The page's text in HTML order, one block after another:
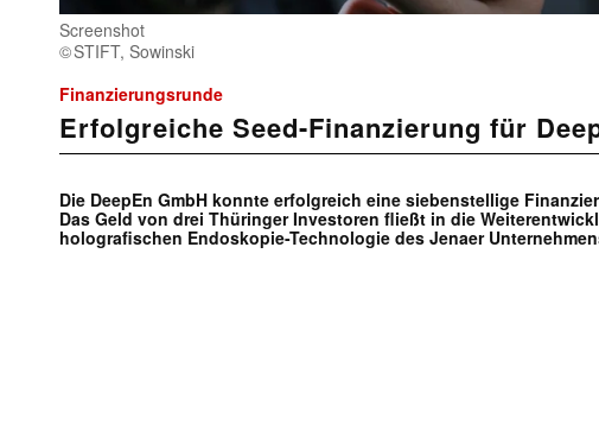
Screenshot
STIFT, Sowinski
Finanzierungsrunde
Erfolgreiche Seed-Finanzierung für
Die DeepEn GmbH konnte erfolgreich eine siebenstellige
Das Geld von drei Thüringer Investoren fließt in die
holografischen Endoskopie-Technologie des Jenaer